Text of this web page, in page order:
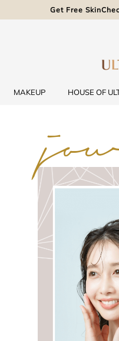
Get Free
MAKEUP HOUSE OF